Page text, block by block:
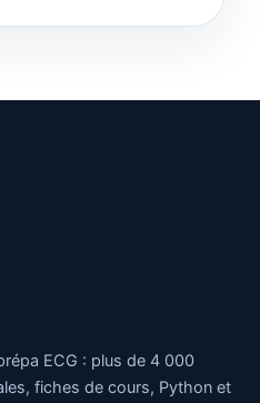
ECG : plus de 4 000
fiches de cours, Python et